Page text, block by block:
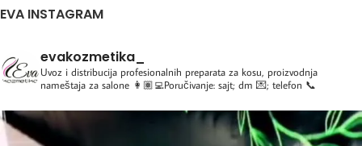
EVA INSTAGRAM
evakozmetika_
Uvoz i distribucija profesionalnih preparata za kosu, proizvodnja
nameštaja za salone 👩🏽‍💻Poručivanje: sajt; dm 💌; telefon 📞